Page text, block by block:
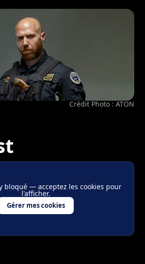
Crédit Photo : ATON
bloqué — acceptez les cookies pour
l'afficher.
Gérer mes cookies